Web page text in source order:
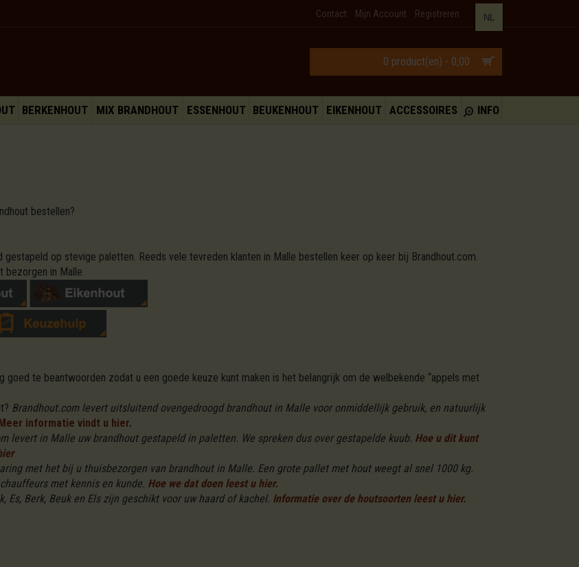
NL
Contact Mijn Account Registreren
0 product(en) - 0,00
BERKENHOUT MIX BRANDHOUT ESSENHOUT BEUKENHOUT EIKENHOUT ACCESSOIRES INFO
bestellen?
op stevige paletten. Reeds vele tevreden klanten in Malle bestellen keer op keer bij Brandhout.com.
bezorgen in Malle.
goed te beantwoorden zodat u een goede keuze kunt maken is het belangrijk om de welbekende “appels met
Brandhout.com levert uitsluitend ovengedroogd brandhout in Malle voor onmiddellijk gebruik, en natuurlijk
informatie vindt u hier.
levert in Malle uw brandhout gestapeld in paletten. We spreken dus over gestapelde kuub. Hoe u dit kunt
met het bij u thuisbezorgen van brandhout in Malle. Een grote pallet met hout weegt al snel 1000 kg.
met kennis en kunde. Hoe we dat doen leest u hier.
Es, Berk, Beuk en Els zijn geschikt voor uw haard of kachel. Informatie over de houtsoorten leest u hier.